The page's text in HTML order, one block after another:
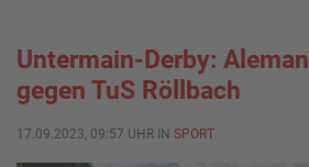
Untermain-Derby:
gegen TuS Röllbach
17.09.2023, 09:57 UHR IN SPORT